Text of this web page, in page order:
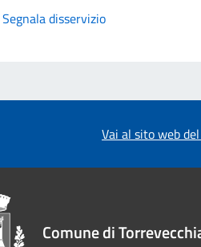
Segnala disservizio
Vai al sito web
Comune di